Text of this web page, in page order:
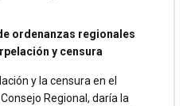
ordenanzas regionales
y censura
y la censura en el
Regional, daría la